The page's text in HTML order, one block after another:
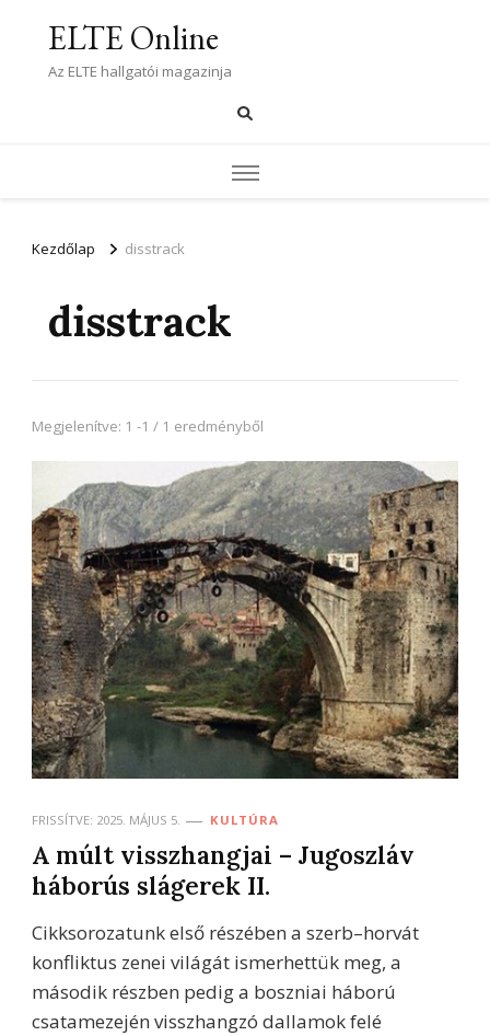
ELTE Online
Az ELTE hallgatói magazinja
Kezdőlap disstrack
disstrack
Megjelenítve: 1 -1 / 1 eredményből
FRISSÍTVE: 2025. MÁJUS 5. KULTÚRA
A múlt visszhangjai – Jugoszláv
háborús slágerek II.
Cikksorozatunk első részében a szerb–horvát
konfliktus zenei világát ismerhettük meg, a
második részben pedig a boszniai háború
csatamezején visszhangzó dallamok felé